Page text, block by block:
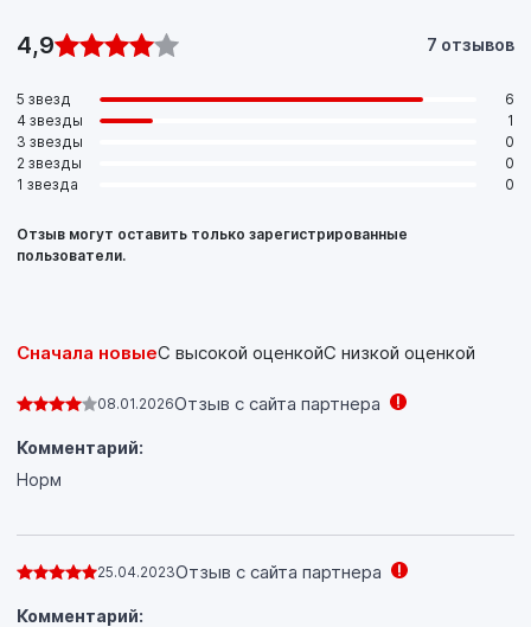
4,9 7 отзывов
5 звезд
6
4 звезды
1
3 звезды
0
2 звезды
0
1 звезда
0
Отзыв могут оставить только зарегистрированные
пользователи.
Сначала новыеС высокой оценкойС низкой оценкой
08.01.2026Отзыв с сайта партнера
Комментарий:
Норм
25.04.2023Отзыв с сайта партнера
Комментарий: